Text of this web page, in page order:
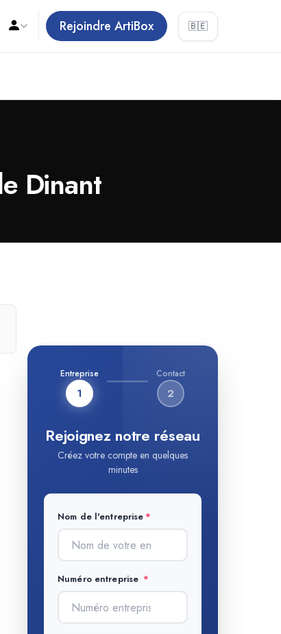
Rejoindre ArtiBox 🇧🇪
Dinant
Entreprise
1
Contact
2
Rejoignez notre réseau
Créez votre compte en quelques
minutes
Nom de l'entreprise
Numéro entreprise